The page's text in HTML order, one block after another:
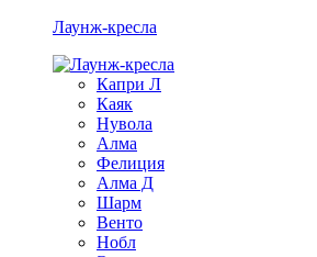
Лаунж-кресла
Капри Л
Каяк
Нувола
Алма
Фелиция
Алма Д
Шарм
Венто
Нобл